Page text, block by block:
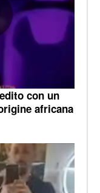
con un
africana